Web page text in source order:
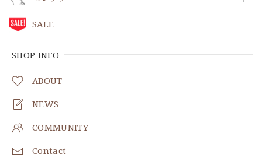
SALE
SHOP INFO
ABOUT
NEWS
COMMUNITY
Contact